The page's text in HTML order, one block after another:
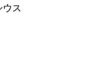
ス